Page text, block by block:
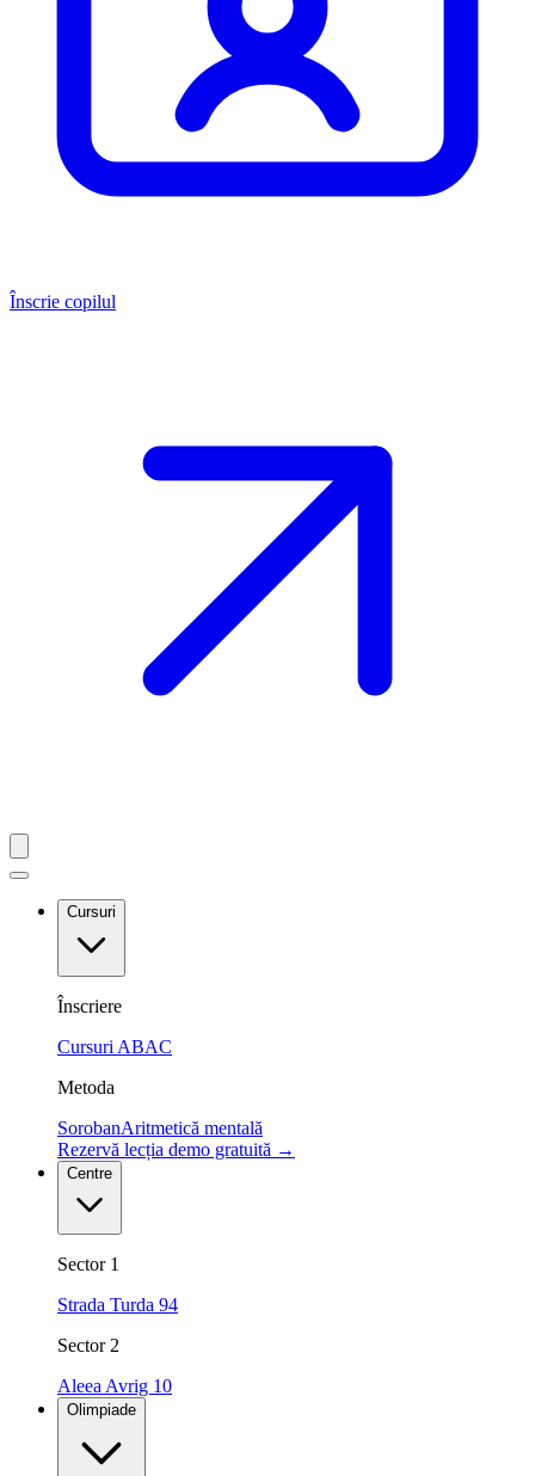
Înscrie copilul
Cursuri
Înscriere
Cursuri ABAC
Metoda
SorobanAritmetică mentală
Rezervă lecția demo gratuită →
Centre
Sector 1
Strada Turda 94
Sector 2
Aleea Avrig 10
Olimpiade